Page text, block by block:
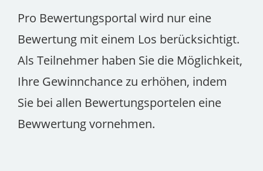
Pro Bewertungsportal wird nur eine
Bewertung mit einem Los berücksichtigt.
Als Teilnehmer haben Sie die Möglichkeit,
Ihre Gewinnchance zu erhöhen, indem
Sie bei allen Bewertungsportelen eine
Bewwertung vornehmen.